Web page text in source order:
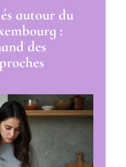
autour du
:
des